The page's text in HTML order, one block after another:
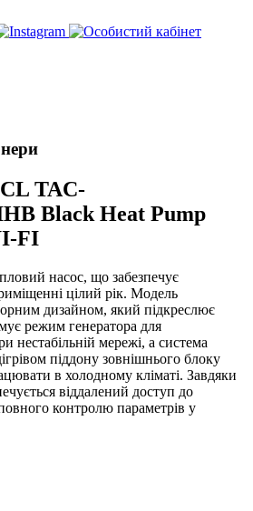
TAC-
Black Heat Pump
FI
насос, що забезпечує
цілий рік. Модель
дизайном, який підкреслює
режим генератора для
нестабільній мережі, а система
піддону зовнішнього блоку
в холодному кліматі. Завдяки
віддалений доступ до
контролю параметрів у